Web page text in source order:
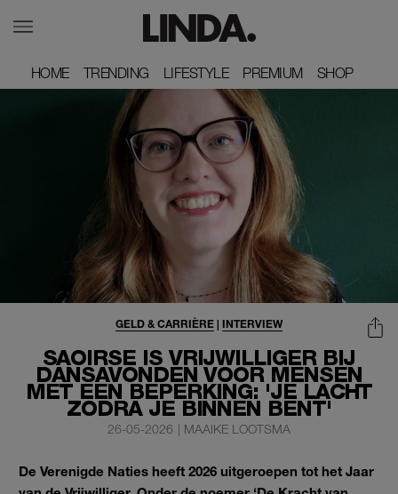
HOME
HOME TRENDING
TRENDING LIFESTYLE
LIFESTYLE PREMIUM
PREMIUM SHOP
SHOP
SAOIRSE IS VRIJWILLIGER BIJ
DANSAVONDEN VOOR MENSEN
MET EEN BEPERKING: 'JE LACHT
ZODRA JE BINNEN BENT'
GELD & CARRIÈRE | INTERVIEW
26-05-2026 | MAAIKE LOOTSMA
De Verenigde Naties heeft 2026 uitgeroepen tot het Jaar